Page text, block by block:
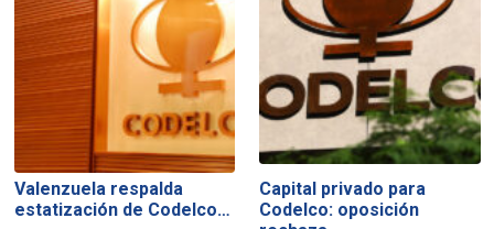
Valenzuela respalda
estatización de Codelco…
Capital privado para
Codelco: oposición